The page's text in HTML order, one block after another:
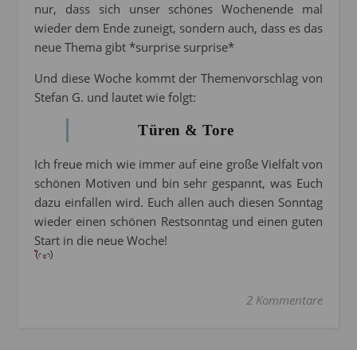
nur, dass sich unser schönes Wochenende mal
wieder dem Ende zuneigt, sondern auch, dass es das
neue Thema gibt *surprise surprise*
Und diese Woche kommt der Themenvorschlag von
Stefan G. und lautet wie folgt:
Türen & Tore
Ich freue mich wie immer auf eine große Vielfalt von
schönen Motiven und bin sehr gespannt, was Euch
dazu einfallen wird. Euch allen auch diesen Sonntag
wieder einen schönen Restsonntag und einen guten
Start in die neue Woche!
2 Kommentare